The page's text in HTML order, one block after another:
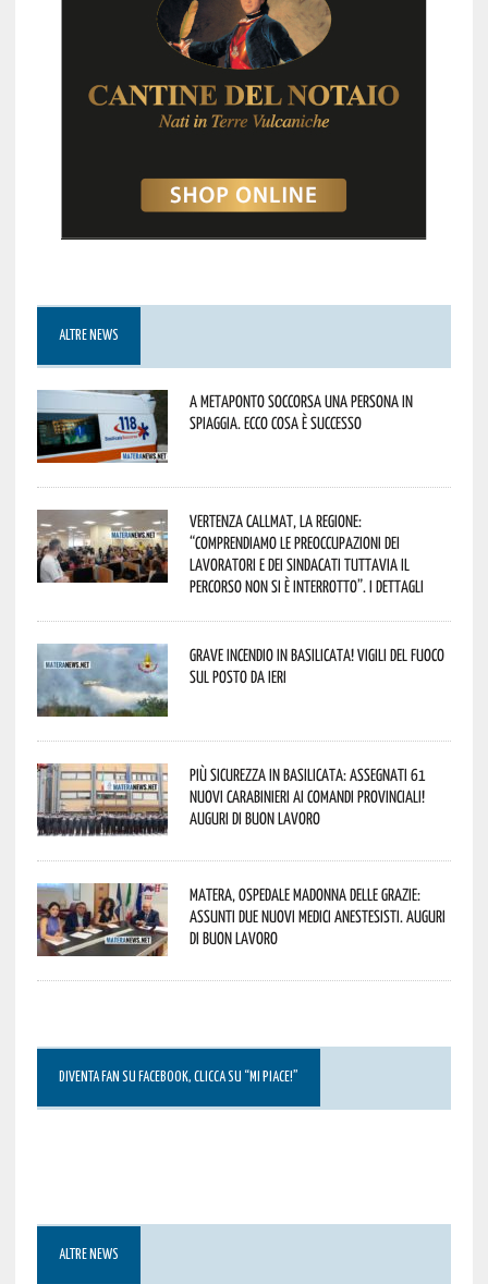
ALTRE NEWS
A Metaponto soccorsa una persona in
spiaggia. Ecco cosa è successo
Vertenza CallMat, la Regione:
“comprendiamo le preoccupazioni dei
lavoratori e dei sindacati tuttavia il
percorso non si è interrotto”. I dettagli
Grave incendio in Basilicata! Vigili del fuoco
sul posto da ieri
Più sicurezza in Basilicata: assegnati 61
nuovi Carabinieri ai Comandi provinciali!
Auguri di buon lavoro
Matera, Ospedale Madonna delle Grazie:
assunti due nuovi medici anestesisti. Auguri
di buon lavoro
DIVENTA FAN SU FACEBOOK, CLICCA SU “MI PIACE!”
ALTRE NEWS